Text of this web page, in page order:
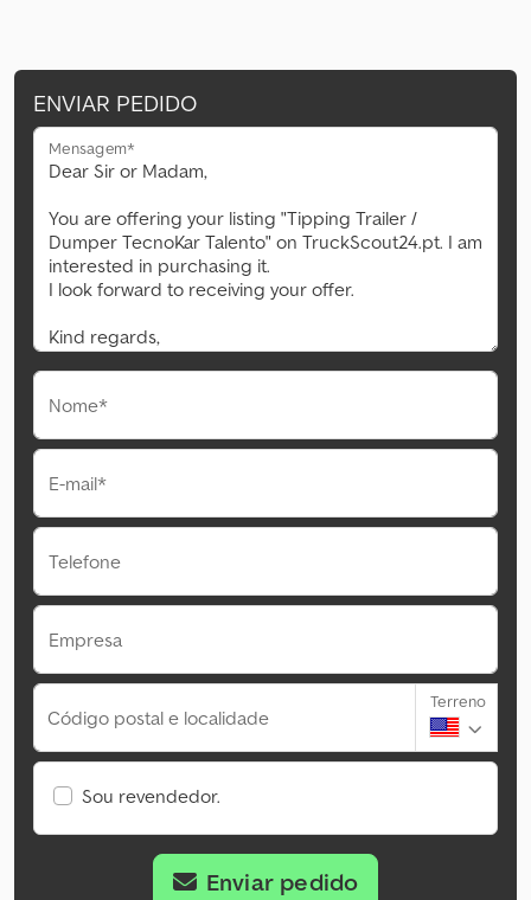
ENVIAR PEDIDO
Mensagem*
Nome*
E-mail*
Telefone
Empresa
Código postal e localidade
Terreno
Sou revendedor.
Enviar pedido